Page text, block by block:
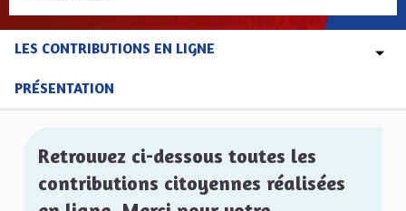
LES CONTRIBUTIONS EN LIGNE
PRÉSENTATION
Retrouvez ci-dessous toutes les
contributions citoyennes réalisées